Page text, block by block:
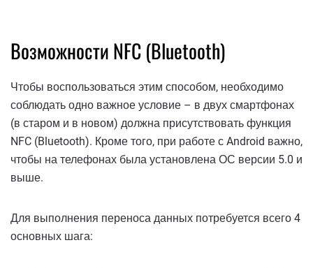
Возможности NFC (Bluetooth)
Чтобы воспользоваться этим способом, необходимо
соблюдать одно важное условие – в двух смартфонах
(в старом и в новом) должна присутствовать функция
NFC (Bluetooth). Кроме того, при работе с Android важно,
чтобы на телефонах была установлена ОС версии 5.0 и
выше.
Для выполнения переноса данных потребуется всего 4
основных шага: